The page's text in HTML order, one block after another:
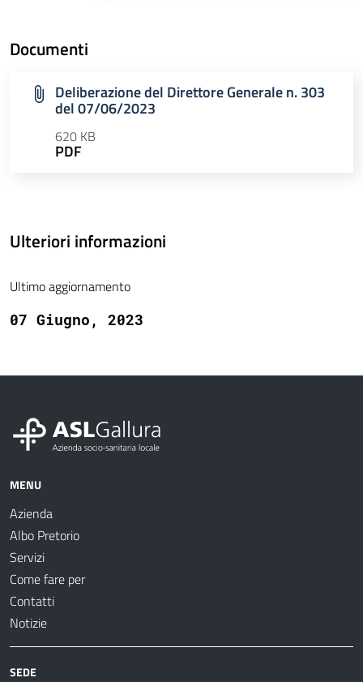
Documenti
Deliberazione del Direttore Generale n. 303
del 07/06/2023
620 KB
PDF
Ulteriori informazioni
Ultimo aggiornamento
07 Giugno, 2023
MENU
Azienda
Albo Pretorio
Servizi
Come fare per
Contatti
Notizie
SEDE